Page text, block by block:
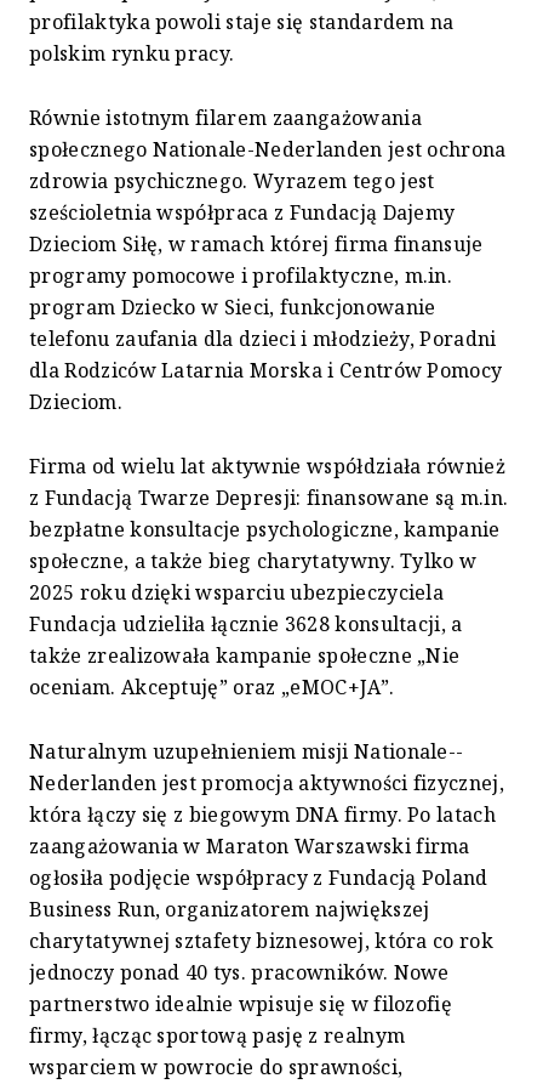
profilaktyka powoli staje się standardem na
polskim rynku pracy.
Równie istotnym filarem zaangażowania
społecznego Nationale-Nederlanden jest ochrona
zdrowia psychicznego. Wyrazem tego jest
sześcioletnia współpraca z Fundacją Dajemy
Dzieciom Siłę, w ramach której firma finansuje
programy pomocowe i profilaktyczne, m.in.
program Dziecko w Sieci, funkcjonowanie
telefonu zaufania dla dzieci i młodzieży, Poradni
dla Rodziców Latarnia Morska i Centrów Pomocy
Dzieciom.
Firma od wielu lat aktywnie współdziała również
z Fundacją Twarze Depresji: finansowane są m.in.
bezpłatne konsultacje psychologiczne, kampanie
społeczne, a także bieg charytatywny. Tylko w
2025 roku dzięki wsparciu ubezpieczyciela
Fundacja udzieliła łącznie 3628 konsultacji, a
także zrealizowała kampanie społeczne „Nie
oceniam. Akceptuję” oraz „eMOC+JA”.
Naturalnym uzupełnieniem misji Nationale--
Nederlanden jest promocja aktywności fizycznej,
która łączy się z biegowym DNA firmy. Po latach
zaangażowania w Maraton Warszawski firma
ogłosiła podjęcie współpracy z Fundacją Poland
Business Run, organizatorem największej
charytatywnej sztafety biznesowej, która co rok
jednoczy ponad 40 tys. pracowników. Nowe
partnerstwo idealnie wpisuje się w filozofię
firmy, łącząc sportową pasję z realnym
wsparciem w powrocie do sprawności,